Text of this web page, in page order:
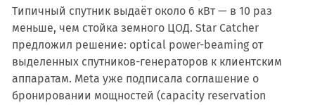
Типичный спутник выдаёт около 6 кВт — в 10 раз
меньше, чем стойка земного ЦОД. Star Catcher
предложил решение: optical power-beaming от
выделенных спутников-генераторов к клиентским
аппаратам. Meta уже подписала соглашение о
бронировании мощностей (capacity reservation